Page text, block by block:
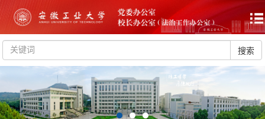
搜索